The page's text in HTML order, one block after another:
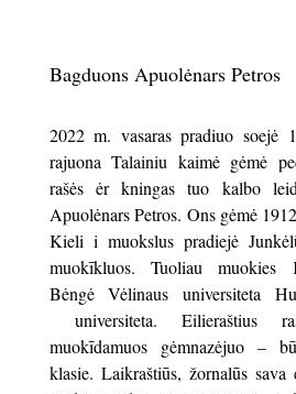
Bagduons Apuolėnars Petros
2022 m. vasaras pradiuo soejė
rajuona Talainiu kaimė gėmė
rašės ėr kningas tuo kalbo
Apuolėnars Petros. Ons gėmė
Kieli i muokslus pradiejė
muokīkluos. Tuoliau muokies
Bėngė Vėlinaus universiteta
universiteta. Eilieraštius
muokīdamuos gėmnazėjuo –
klasie. Laikraštiūs, žornalūs sava